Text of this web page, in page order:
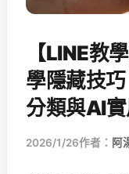
【LINE教
學隱藏技
分類與AI
2026/1/26作者： 阿